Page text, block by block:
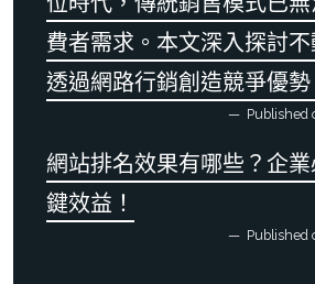
費者需求。本文深入探討
透過網路行銷創造競爭優勢
Published
網站排名效果有哪些？企
鍵效益！
Published